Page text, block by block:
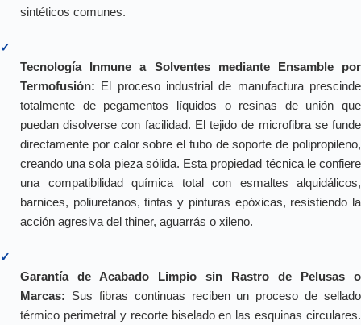
sintéticos comunes.
✓
Tecnología Inmune a Solventes mediante Ensamble por
Termofusión: El proceso industrial de manufactura prescinde
totalmente de pegamentos líquidos o resinas de unión que
puedan disolverse con facilidad. El tejido de microfibra se funde
directamente por calor sobre el tubo de soporte de polipropileno,
creando una sola pieza sólida. Esta propiedad técnica le confiere
una compatibilidad química total con esmaltes alquidálicos,
barnices, poliuretanos, tintas y pinturas epóxicas, resistiendo la
acción agresiva del thiner, aguarrás o xileno.
✓
Garantía de Acabado Limpio sin Rastro de Pelusas o
Marcas: Sus fibras continuas reciben un proceso de sellado
térmico perimetral y recorte biselado en las esquinas circulares.